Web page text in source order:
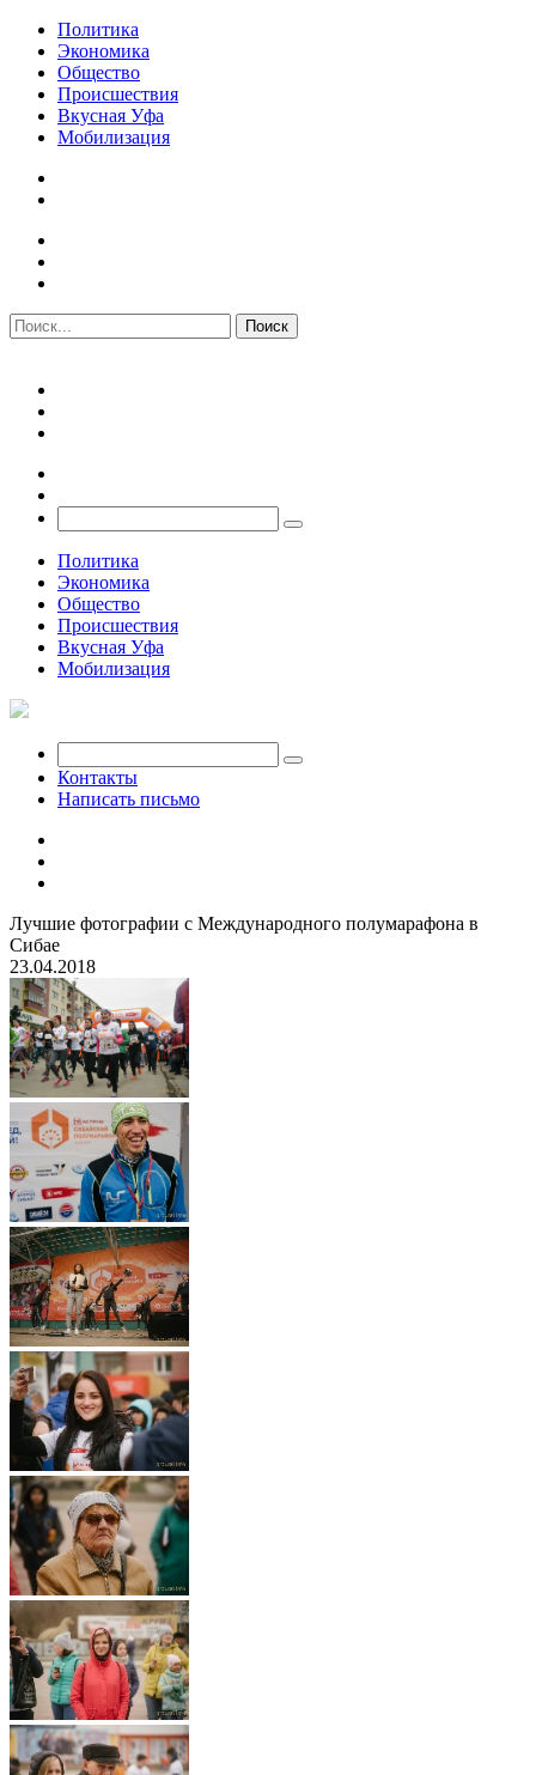
Политика
Экономика
Общество
Происшествия
Вкусная Уфа
Мобилизация
Политика
Экономика
Общество
Происшествия
Вкусная Уфа
Мобилизация
Контакты
Написать письмо
Лучшие фотографии с Международного полумарафона в
Сибае
23.04.2018